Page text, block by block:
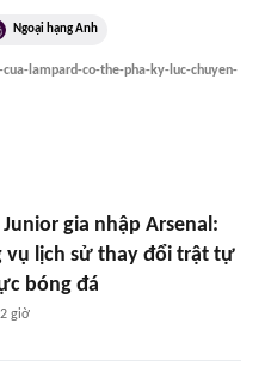
Ngoại hạng Anh
lampard-co-the-pha-ky-luc-chuyen-
gia nhập Arsenal:
vụ lịch sử thay đổi trật tự
bóng đá
giờ